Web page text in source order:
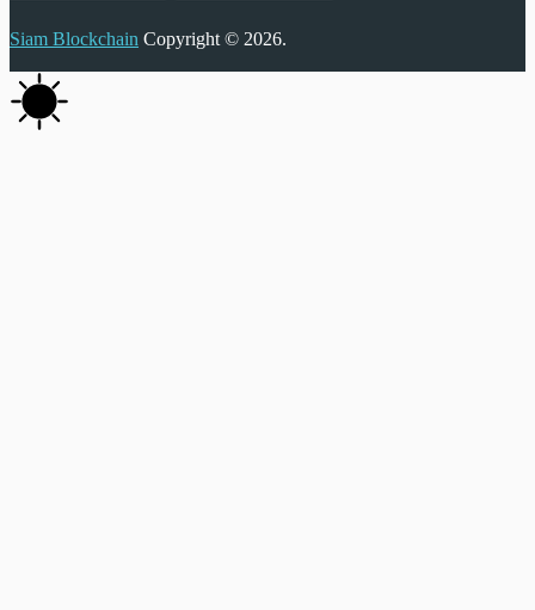
Siam Blockchain Copyright © 2026.